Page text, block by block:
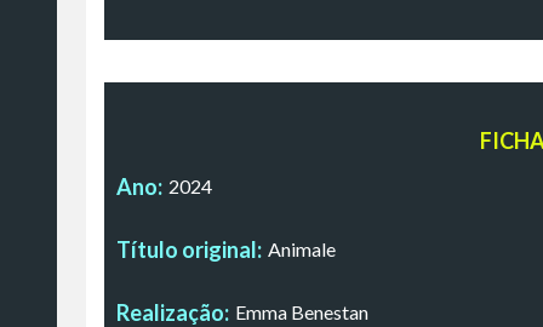
Ano: 2024
Título original: Animale
Realização: Emma Benestan